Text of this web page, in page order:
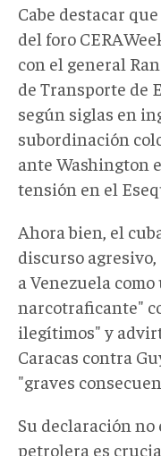
Cabe destacar
del foro
con el general
de Transporte de
según siglas en
subordinación
ante Washington
tensión en el
Ahora bien, el
discurso
a Venezuela
narcotraficante"
ilegítimos" y
Caracas contra
"graves
Su declaración no
petrolera es